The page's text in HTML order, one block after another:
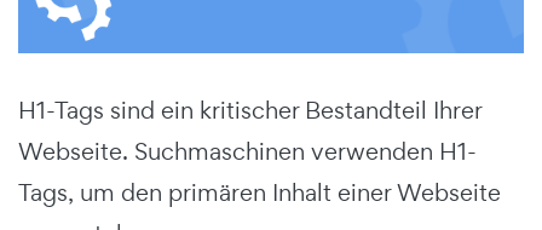
H1-Tags sind ein kritischer Bestandteil Ihrer
Webseite. Suchmaschinen verwenden H1-
Tags, um den primären Inhalt einer Webseite